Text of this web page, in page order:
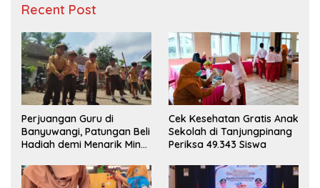
Recent Post
Perjuangan Guru di
Banyuwangi, Patungan Beli
Hadiah demi Menarik Minat
Cek Kesehatan Gratis Anak
Sekolah di Tanjungpinang
Periksa 49.343 Siswa